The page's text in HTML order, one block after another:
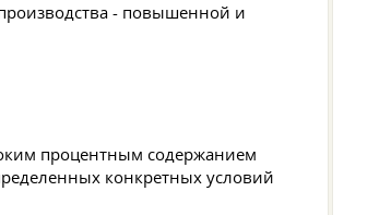
- повышенной и
процентным содержанием
конкретных условий